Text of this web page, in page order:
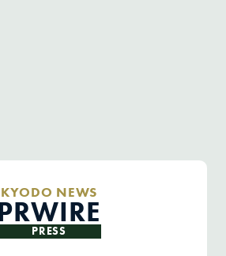
KYODO NEWS
PRESS